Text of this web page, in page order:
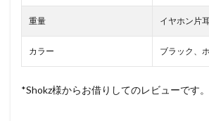
重量 イヤホン片
カラー ブラック、
*Shokz様からお借りしてのレビューです。